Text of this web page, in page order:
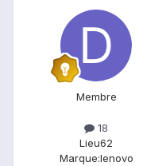
Membre
18
Lieu62
Marque:lenovo